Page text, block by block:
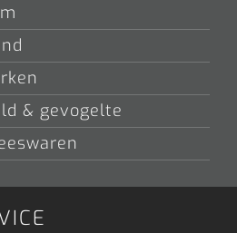
& gevogelte